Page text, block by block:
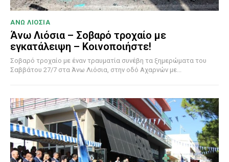
ΑΝΩ ΛΙΟΣΙΑ
Άνω Λιόσια – Σοβαρό τροχαίο με
εγκατάλειψη – Κοινοποιήστε!
Σοβαρό τροχαίο με έναν τραυματία συνέβη τα ξημερώματα του
Σαββάτου 27/7 στα Άνω Λιόσια, στην οδό Αχαρνών με...